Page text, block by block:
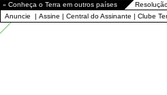
» Conheça o Terra em outros países
Anuncie | Assine | Central do Assinante | Clube